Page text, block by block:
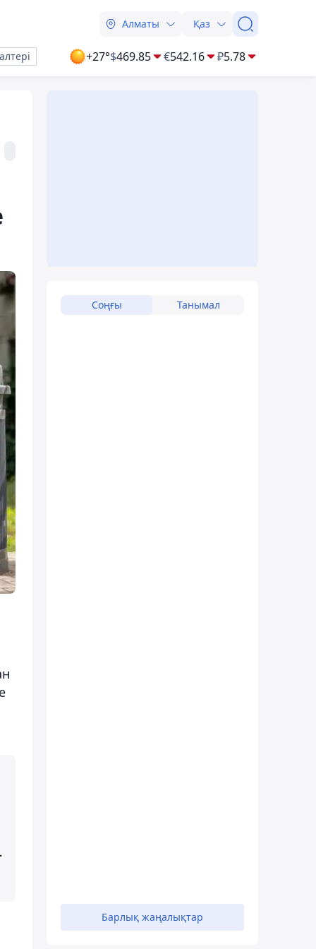
Алматы Қаз
+27°$469.85 €542.16 ₽5.78
Соңғы Танымал
Барлық жаңалықтар